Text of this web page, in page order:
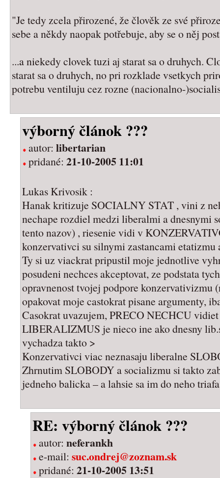
"Je tedy zcela přirozené, že člověk ze své
sebe a někdy naopak potřebuje, aby se o něj
...a niekedy clovek tuzi aj starat sa o druhych.
starat sa o druhych, no pri rozklade vsetkych
potrebu ventiluju cez rozne (nacionalno-
výborný článok ???
autor: libertarian
pridané: 21-10-2005 11:01
Lukas Krivosik :
Hanak kritizuje SOCIALNY STAT , vini z
nechape rozdiel medzi liberalmi a dnesnymi
tento nazov) , riesenie vidi v
konzervativci su silnymi zastancami etatizmu
Ty si uz viackrat pripustil moje jednotlive
posudeni nechces akceptovat, ze podstata
opravnenost tvojej podpore konzervativizmu
opakovat moje castokrat pisane argumenty,
Casokrat uvazujem, PRECO NECHCU
LIBERALIZMUS je nieco ine ako dnesny
vychadza takto >
Konzervativci viac neznasaju liberalne
Zhrnutim SLOBODY a socializmu si takto
jedneho balicka – a lahsie sa im do neho
RE: výborný článok ???
autor: neferankh
e-mail: suc.ondrej@zoznam.sk
pridané: 21-10-2005 13:51